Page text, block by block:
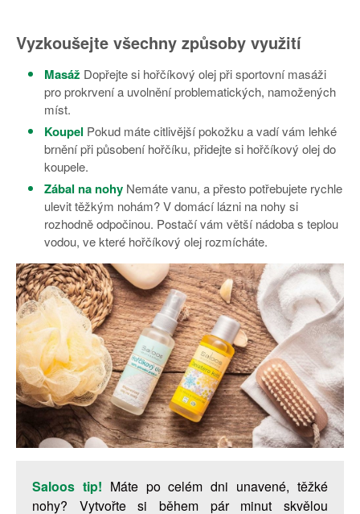
Vyzkoušejte všechny způsoby využití
Masáž Dopřejte si hořčíkový olej při sportovní masáži
pro prokrvení a uvolnění problematických, namožených
míst.
Koupel Pokud máte citlivější pokožku a vadí vám lehké
brnění při působení hořčíku, přidejte si hořčíkový olej do
koupele.
Zábal na nohy Nemáte vanu, a přesto potřebujete rychle
ulevit těžkým nohám? V domácí lázni na nohy si
rozhodně odpočinou. Postačí vám větší nádoba s teplou
vodou, ve které hořčíkový olej rozmícháte.
Saloos tip! Máte po celém dni unavené, těžké
nohy? Vytvořte si během pár minut skvělou